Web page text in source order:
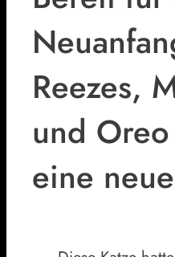
Reezes,
und
eine